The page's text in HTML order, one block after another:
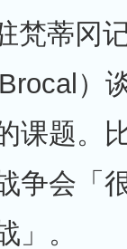
梵蒂冈
）
课题。
争会「
」。